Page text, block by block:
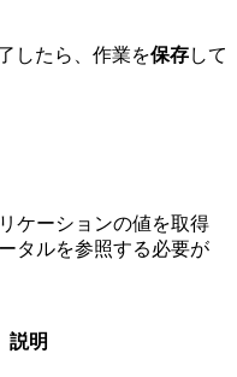
したら、作業を保存して
ケーションの値を取得
タルを参照する必要が
説明